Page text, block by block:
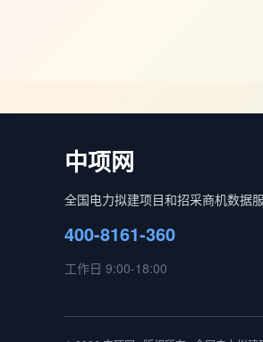
中项网
全国电力拟建项目和招采商机数据
400-8161-360
工作日 9:00-18:00